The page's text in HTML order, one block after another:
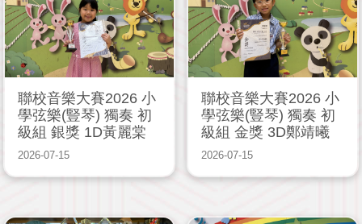
聯校音樂大賽2026 小
學弦樂(豎琴) 獨奏 初
級組 銀獎 1D黃麗棠
2026-07-15
聯校音樂大賽2026 小
學弦樂(豎琴) 獨奏 初
級組 金獎 3D鄭靖曦
2026-07-15